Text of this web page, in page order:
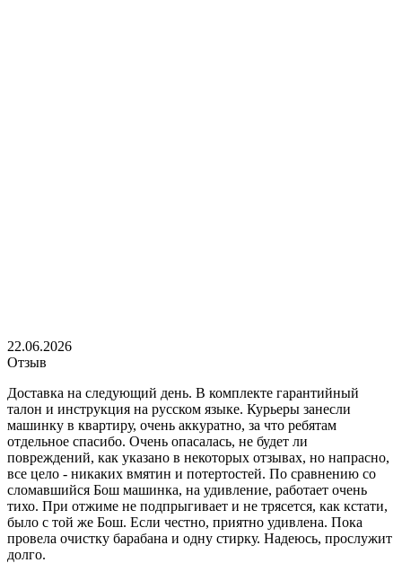
22.06.2026
Отзыв
Доставка на следующий день. В комплекте гарантийный
талон и инструкция на русском языке. Курьеры занесли
машинку в квартиру, очень аккуратно, за что ребятам
отдельное спасибо. Очень опасалась, не будет ли
повреждений, как указано в некоторых отзывах, но напрасно,
все цело - никаких вмятин и потертостей. По сравнению со
сломавшийся Бош машинка, на удивление, работает очень
тихо. При отжиме не подпрыгивает и не трясется, как кстати,
было с той же Бош. Если честно, приятно удивлена. Пока
провела очистку барабана и одну стирку. Надеюсь, прослужит
долго.